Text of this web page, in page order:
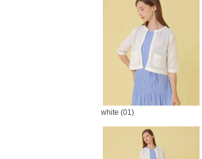
white (01)